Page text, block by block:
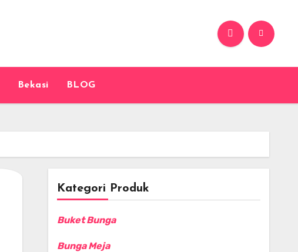
Bekasi BLOG
Kategori Produk
Buket Bunga
Bunga Meja